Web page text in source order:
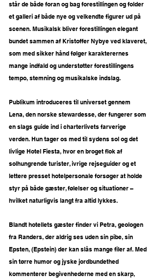
står de både foran og bag forestillingen og folder
et galleri af både nye og velkendte figurer ud på
scenen. Musikalsk bliver forestillingen elegant
bundet sammen af Kristoffer Nybye ved klaveret,
som med sikker hånd følger karakterernes
mange indfald og understøtter forestillingens
tempo, stemning og musikalske indslag.
Publikum introduceres til universet gennem
Lena, den norske stewardesse, der fungerer som
en slags guide ind i charterlivets farverige
verden. Hun tager os med til sydens sol og det
livlige Hotel Fiesta, hvor en broget flok af
solhungrende turister, ivrige rejseguider og et
lettere presset hotelpersonale forsøger at holde
styr på både gæster, følelser og situationer –
hvilket naturligvis langt fra altid lykkes.
Blandt hotellets gæster finder vi Petra, geologen
fra Randers, der aldrig ses uden sin pibe, sin
Epsten, (Epstein) der kan slås mange filer af. Med
sin tørre humor og jyske jordbundethed
kommenterer begivenhederne med en skarp,